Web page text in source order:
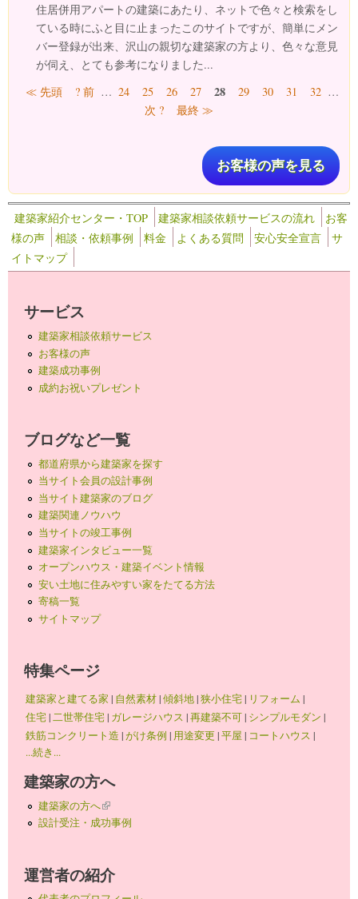
住居併用アパートの建築にあたり、ネットで色々と検索をし
ている時にふと目に止まったこのサイトですが、簡単にメン
バー登録が出来、沢山の親切な建築家の方より、色々な意見
が伺え、とても参考になりました...
ページ
≪ 先頭 ? 前 … 24 25 26 27 28 29 30 31 32 …
次 ?
最終 ≫
お客様の声を見る
建築家紹介センター・TOP 建築家相談依頼サービスの流れ
お客
様の声
相談・依頼事例 料金 よくある質問 安心安全宣言
サ
イトマップ
サービス
建築家相談依頼サービス
お客様の声
建築成功事例
成約お祝いプレゼント
ブログなど一覧
都道府県から建築家を探す
当サイト会員の設計事例
当サイト建築家のブログ
建築関連ノウハウ
当サイトの竣工事例
建築家インタビュー一覧
オープンハウス・建築イベント情報
安い土地に住みやすい家をたてる方法
寄稿一覧
サイトマップ
特集ページ
建築家と建てる家 | 自然素材|傾斜地|狭小住宅| リフォーム |
住宅|二世帯住宅| ガレージハウス |再建築不可| シンプルモダン |
鉄筋コンクリート造 |がけ条例 | 用途変更 |平屋 | コートハウス |
...続き...
建築家の方へ
建築家の方へ(link is external)
設計受注・成功事例
運営者の紹介